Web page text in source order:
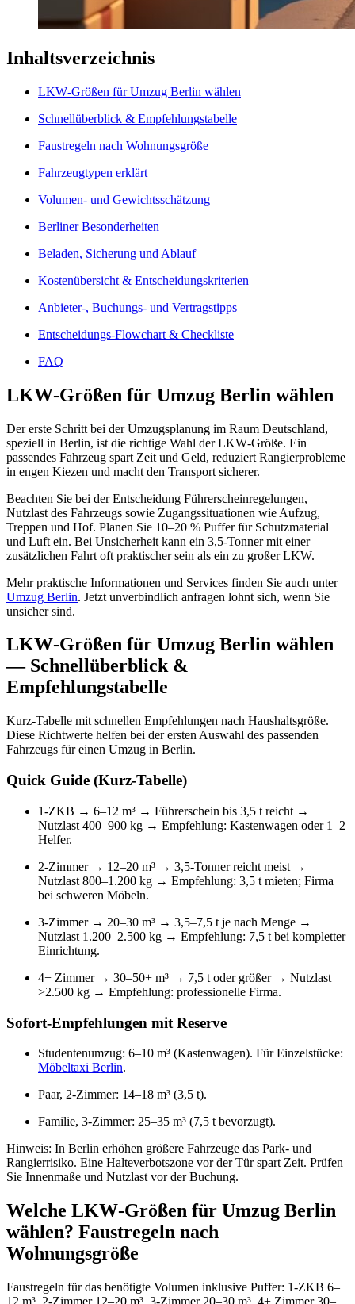
Inhaltsverzeichnis
LKW‑Größen für Umzug Berlin wählen
Schnellüberblick & Empfehlungstabelle
Faustregeln nach Wohnungsgröße
Fahrzeugtypen erklärt
Volumen‑ und Gewichtsschätzung
Berliner Besonderheiten
Beladen, Sicherung und Ablauf
Kostenübersicht & Entscheidungskriterien
Anbieter-, Buchungs- und Vertragstipps
Entscheidungs‑Flowchart & Checkliste
FAQ
LKW‑Größen für Umzug Berlin wählen
Der erste Schritt bei der Umzugsplanung im Raum Deutschland,
speziell in Berlin, ist die richtige Wahl der LKW‑Größe. Ein
passendes Fahrzeug spart Zeit und Geld, reduziert Rangierprobleme
in engen Kiezen und macht den Transport sicherer.
Beachten Sie bei der Entscheidung Führerscheinregelungen,
Nutzlast des Fahrzeugs sowie Zugangssituationen wie Aufzug,
Treppen und Hof. Planen Sie 10–20 % Puffer für Schutzmaterial
und Luft ein. Bei Unsicherheit kann ein 3,5‑Tonner mit einer
zusätzlichen Fahrt oft praktischer sein als ein zu großer LKW.
Mehr praktische Informationen und Services finden Sie auch unter
Umzug Berlin. Jetzt unverbindlich anfragen lohnt sich, wenn Sie
unsicher sind.
LKW‑Größen für Umzug Berlin wählen
— Schnellüberblick &
Empfehlungstabelle
Kurz‑Tabelle mit schnellen Empfehlungen nach Haushaltsgröße.
Diese Richtwerte helfen bei der ersten Auswahl des passenden
Fahrzeugs für einen Umzug in Berlin.
Quick Guide (Kurz‑Tabelle)
1‑ZKB → 6–12 m³ → Führerschein bis 3,5 t reicht →
Nutzlast 400–900 kg → Empfehlung: Kastenwagen oder 1–2
Helfer.
2‑Zimmer → 12–20 m³ → 3,5‑Tonner reicht meist →
Nutzlast 800–1.200 kg → Empfehlung: 3,5 t mieten; Firma
bei schweren Möbeln.
3‑Zimmer → 20–30 m³ → 3,5–7,5 t je nach Menge →
Nutzlast 1.200–2.500 kg → Empfehlung: 7,5 t bei kompletter
Einrichtung.
4+ Zimmer → 30–50+ m³ → 7,5 t oder größer → Nutzlast
>2.500 kg → Empfehlung: professionelle Firma.
Sofort‑Empfehlungen mit Reserve
Studentenumzug: 6–10 m³ (Kastenwagen). Für Einzelstücke:
Möbeltaxi Berlin.
Paar, 2‑Zimmer: 14–18 m³ (3,5 t).
Familie, 3‑Zimmer: 25–35 m³ (7,5 t bevorzugt).
Hinweis: In Berlin erhöhen größere Fahrzeuge das Park- und
Rangier­risiko. Eine Halteverbotszone vor der Tür spart Zeit. Prüfen
Sie Innenmaße und Nutzlast vor der Buchung.
Welche LKW‑Größen für Umzug Berlin
wählen? Faustregeln nach
Wohnungsgröße
Faustregeln für das benötigte Volumen inklusive Puffer: 1‑ZKB 6–
12 m³, 2‑Zimmer 12–20 m³, 3‑Zimmer 20–30 m³, 4+ Zimmer 30–